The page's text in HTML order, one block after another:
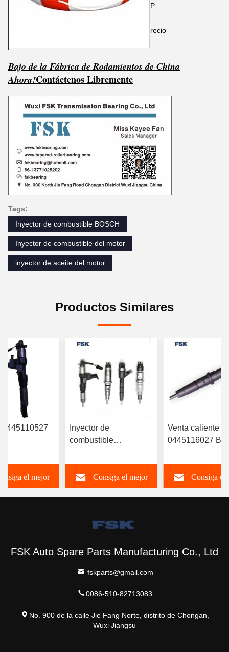
P
recio
Bajo de la Fábrica de Rodamientos de China
Ahora!Contáctenos Libremente
Tags:
Inyector de combustible BOSCH
Inyector de combustible del motor
inyector de aceite del motor
Productos Similares
0445110527
de
Inyector
el mejor
Inyector de
combustible
Euro IV Inyector
612630090055 FSKG
Duradero
Consiga el mejor
Venta caliente
0445116027
combustible
6420701287
Mercedes
Consiga el
FSK Auto Spare Parts Manufacturing Co., Ltd
fskparts@gmail.com
0086-510-82713083
No. 900 de la calle Jie Fang Norte, distrito de Chongan,
Wuxi Jiangsu